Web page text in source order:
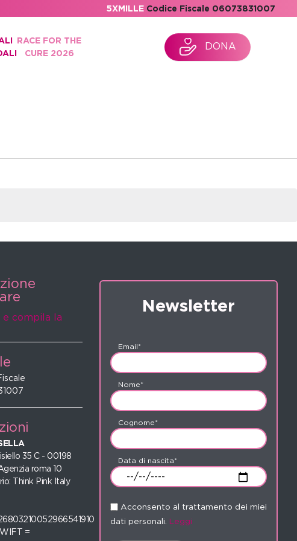
5XMILLE Codice Fiscale 06073831007
RACE FOR THE
CURE 2026
DONA
e compila la
35 C - 00198
roma 10
Think Pink Italy
=
Newsletter
Email*
Nome*
Cognome*
Data di nascita*
Acconsento al trattamento dei miei
dati personali. Leggi